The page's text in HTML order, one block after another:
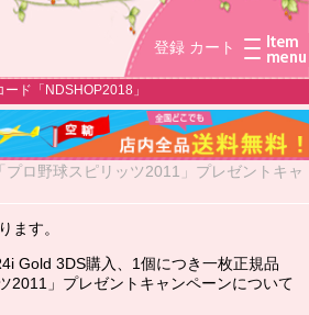
登録 カート
ド「NDSHOP2018」
プロ野球スピリッツ2011」プレゼントキャ
ます。
Gold 3DS購入、1個につき一枚正規品
2011」プレゼントキャンペーンについて